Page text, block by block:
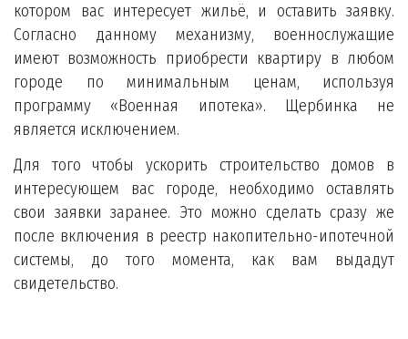
котором вас интересует жильё, и оставить заявку.
Согласно данному механизму, военнослужащие
имеют возможность приобрести квартиру в любом
городе по минимальным ценам, используя
программу «Военная ипотека». Щербинка не
является исключением.
Для того чтобы ускорить строительство домов в
интересующем вас городе, необходимо оставлять
свои заявки заранее. Это можно сделать сразу же
после включения в реестр накопительно-ипотечной
системы, до того момента, как вам выдадут
свидетельство.